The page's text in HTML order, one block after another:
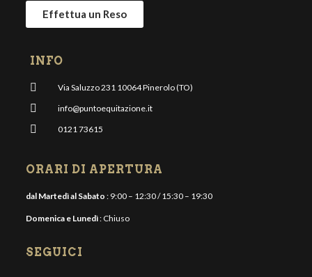
Effettua un Reso
INFO
Via Saluzzo 231 10064 Pinerolo (TO)
info@puntoequitazione.it
0121 73615
ORARI DI APERTURA
dal Martedì al Sabato : 9:00 – 12:30 / 15:30 – 19:30
Domenica e Lunedì: Chiuso
SEGUICI